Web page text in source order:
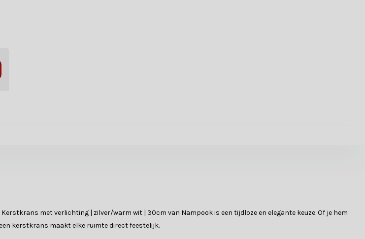
met verlichting | zilver/warm wit | 30cm van Nampook is een tijdloze en elegante keuze. Of je hem
kerstkrans maakt elke ruimte direct feestelijk.